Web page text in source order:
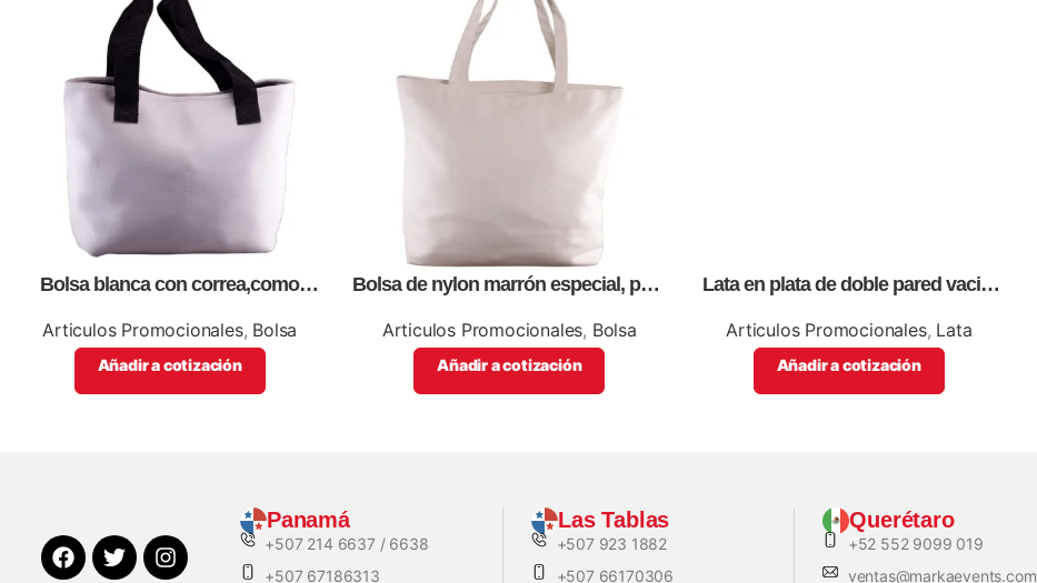
Bolsa blanca con correa,como
Articulos Promocionales, Bolsa
Añadir a cotización
Bolsa de nylon marrón especial, para
Articulos Promocionales, Bolsa
Añadir a cotización
Lata en plata de doble pared vació,
color
Articulos Promocionales, Lata
Añadir a cotización
Panamá
+507 214 6637 / 6638
+507 67186313
Las Tablas
+507 923 1882
+507 66170306
Querétaro
+52 552 9099 019
ventas@markaevents.com